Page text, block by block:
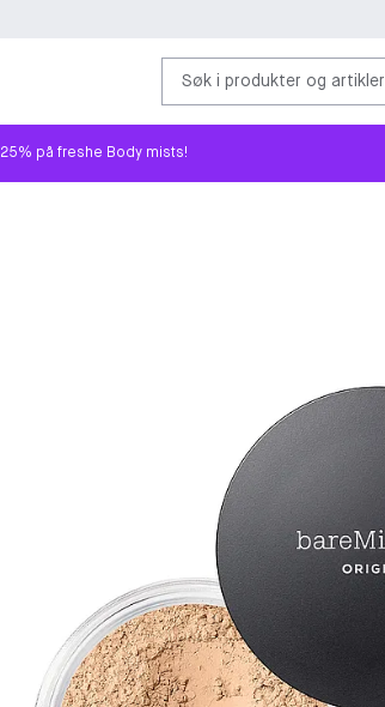
Søk i produkter og artikler
25% på freshe Body mists!